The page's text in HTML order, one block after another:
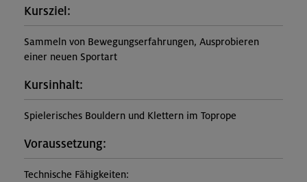
Kursziel:
Sammeln von Bewegungserfahrungen, Ausprobieren
einer neuen Sportart
Kursinhalt:
Spielerisches Bouldern und Klettern im Toprope
Voraussetzung:
Technische Fähigkeiten: